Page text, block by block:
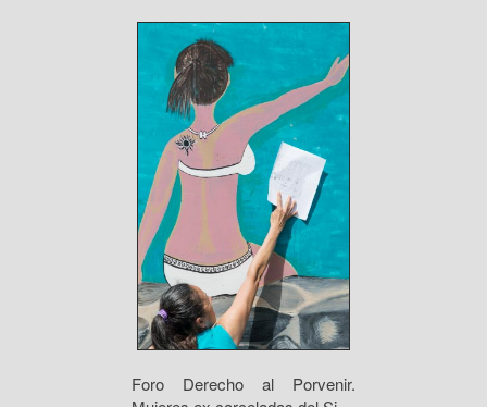
Foro Derecho al Porvenir.